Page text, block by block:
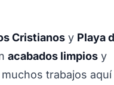
Cristianos y Playa
acabados limpios y
trabajos